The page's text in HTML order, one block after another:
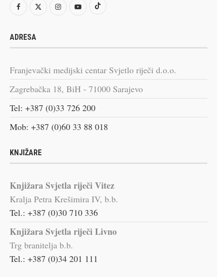
ADRESA
Franjevački medijski centar Svjetlo riječi d.o.o.
Zagrebačka 18, BiH - 71000 Sarajevo
Tel: +387 (0)33 726 200
Mob: +387 (0)60 33 88 018
KNJIŽARE
Knjižara Svjetla riječi Vitez
Kralja Petra Krešimira IV, b.b.
Tel.: +387 (0)30 710 336
Knjižara Svjetla riječi Livno
Trg branitelja b.b.
Tel.: +387 (0)34 201 111